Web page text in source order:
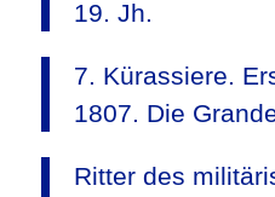
19. Jh.
7. Kürassiere.
1807. Die
Ritter des